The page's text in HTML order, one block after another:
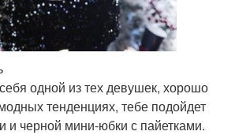
одной из тех девушек, хорошо
тенденциях, тебе подойдет
и черной мини-юбки с пайетками.